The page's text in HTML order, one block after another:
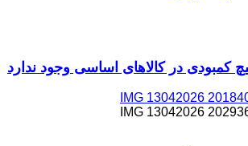
کمبودی در کالاهای اساسی وجود ندارد